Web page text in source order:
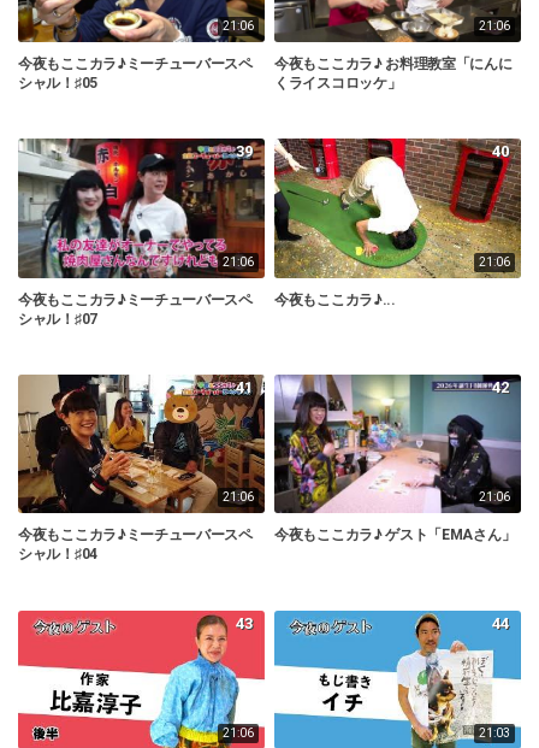
21:06
今夜もここカラ♪ミーチューバースペ
シャル！♯05
21:06
今夜もここカラ♪ お料理教室「にんに
くライスコロッケ」
21:06
39
今夜もここカラ♪ミーチューバースペ
シャル！♯07
21:06
40
今夜もここカラ♪...
21:06
41
今夜もここカラ♪ミーチューバースペ
シャル！♯04
21:06
42
今夜もここカラ♪ ゲスト「EMAさん」
21:06
43
21:03
44